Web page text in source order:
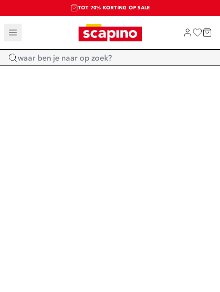
TOT 70% KORTING OP SALE
SALE: LAATSTE KANS!
SHOP NIEUW
Home